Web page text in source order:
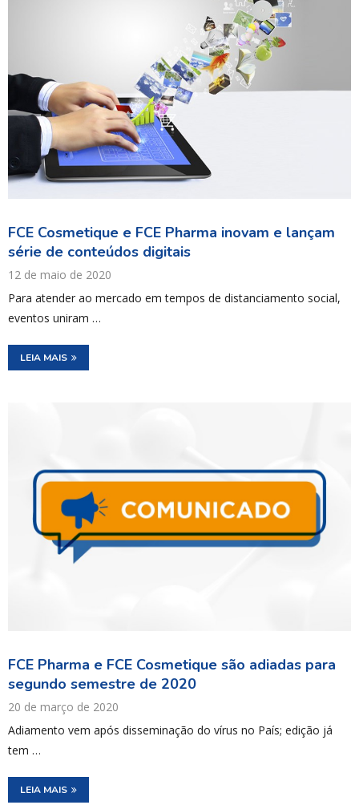
FCE Cosmetique e FCE Pharma inovam e lançam
série de conteúdos digitais
12 de maio de 2020
Para atender ao mercado em tempos de distanciamento social,
eventos uniram …
LEIA MAIS
FCE Pharma e FCE Cosmetique são adiadas para
segundo semestre de 2020
20 de março de 2020
Adiamento vem após disseminação do vírus no País; edição já
tem …
LEIA MAIS